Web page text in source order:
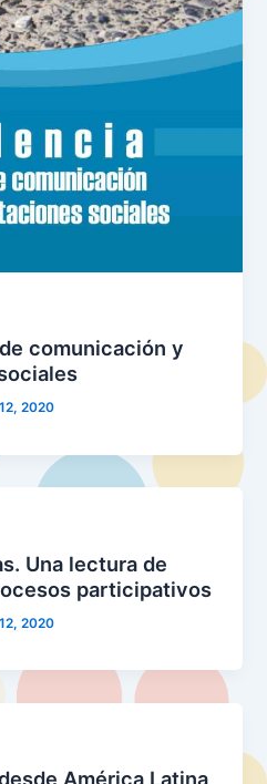
comunicación y
2020
Una lectura de
participativos
2020
América Latina